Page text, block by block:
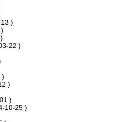
)
22 )
)
)
)
10-25 )